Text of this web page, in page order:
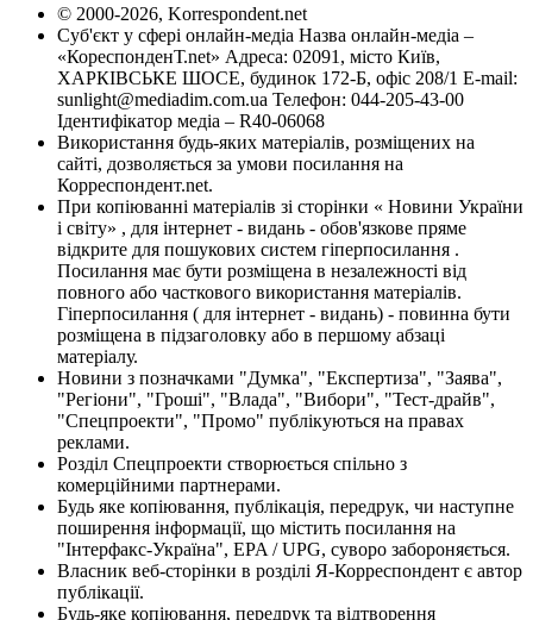
© 2000-2026, Korrespondent.net
Суб'єкт у сфері онлайн-медіа Назва онлайн-медіа –
«КореспонденТ.net» Адреса: 02091, місто Київ,
ХАРКІВСЬКЕ ШОСЕ, будинок 172-Б, офіс 208/1 E-mail:
sunlight@mediadim.com.ua Телефон: 044-205-43-00
Ідентифікатор медіа – R40-06068
Використання будь-яких матеріалів, розміщених на
сайті, дозволяється за умови посилання на
Корреспондент.net.
При копіюванні матеріалів зі сторінки « Новини України
і світу» , для інтернет - видань - обов'язкове пряме
відкрите для пошукових систем гіперпосилання .
Посилання має бути розміщена в незалежності від
повного або часткового використання матеріалів.
Гіперпосилання ( для інтернет - видань) - повинна бути
розміщена в підзаголовку або в першому абзаці
матеріалу.
Новини з позначками "Думка", "Експертиза", "Заява",
"Регіони", "Гроші", "Влада", "Вибори", "Тест-драйв",
"Спецпроекти", "Промо" публікуються на правах
реклами.
Розділ Спецпроекти створюється спільно з
комерційними партнерами.
Будь яке копіювання, публікація, передрук, чи наступне
поширення інформації, що містить посилання на
"Інтерфакс-Україна", EPA / UPG, суворо забороняється.
Власник веб-сторінки в розділі Я-Корреспондент є автор
публікації.
Будь-яке копіювання, передрук та відтворення